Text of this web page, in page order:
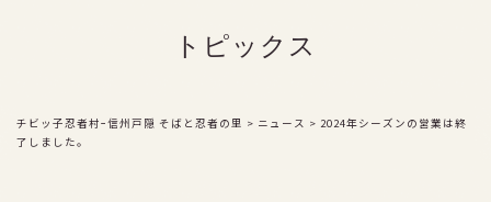
料金
トピックス
チビッ子忍者村ｰ信州戸隠 そばと忍者の里 > ニュース > 2024年シーズンの営業は終
了しました。